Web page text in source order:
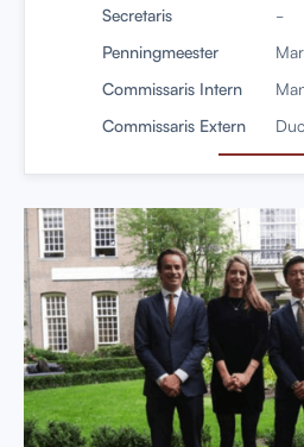
Secretaris
-
Penningmeester
Commissaris Intern
Commissaris Extern